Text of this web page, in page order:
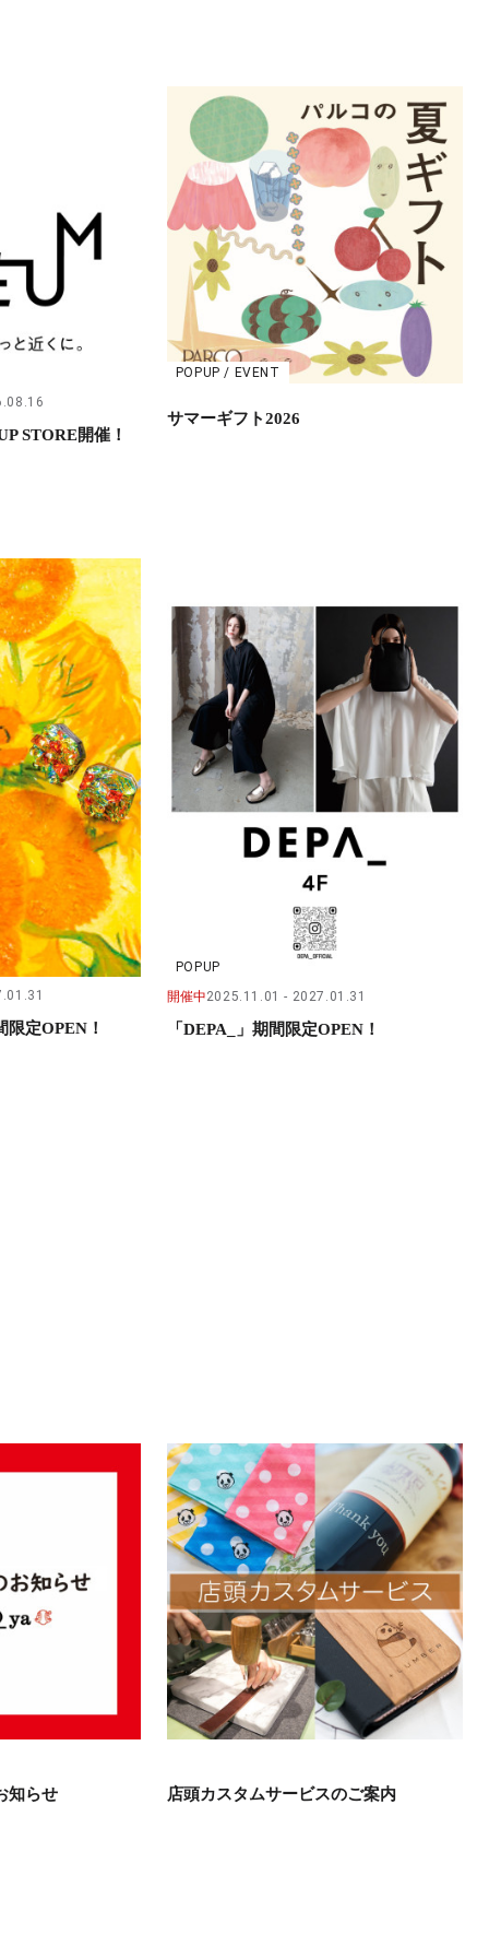
STORE開催！
POPUP / EVENT
サマーギフト2026
定OPEN！
POPUP
開催中2025.11.01 2027.01.31
「DEPA_」期間限定OPEN！
知らせ 店頭カスタムサービスのご案内